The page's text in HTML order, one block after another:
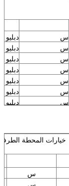
س
دبليو
س
دبليو
س
دبليو
س
دبليو
س
دبليو
س
دبليو
س
دبليو
خيارات المحطة
س